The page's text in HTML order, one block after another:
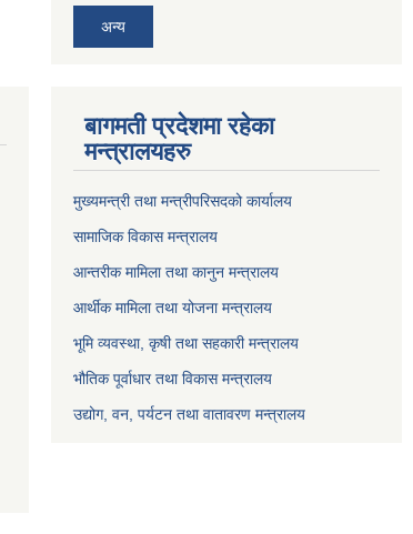
अन्य
बागमती प्रदेशमा रहेका
मन्त्रालयहरु
मुख्यमन्त्री तथा मन्त्रीपरिसदको कार्यालय
सामाजिक विकास मन्त्रालय
आन्तरीक मामिला तथा कानुन मन्त्रालय
आर्थीक मामिला तथा योजना मन्त्रालय
भूमि व्यवस्था, कृषी तथा सहकारी मन्त्रालय
भौतिक पूर्वाधार तथा विकास मन्त्रालय
उद्योग, वन, पर्यटन तथा वातावरण मन्त्रालय